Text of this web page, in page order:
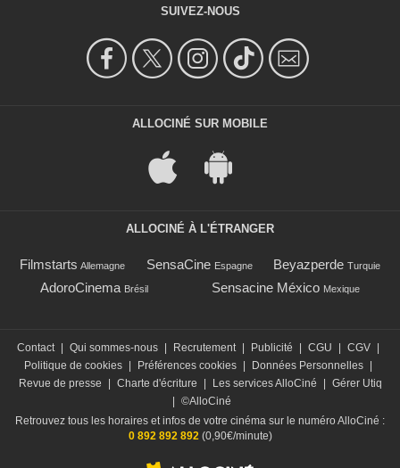
SUIVEZ-NOUS
ALLOCINÉ SUR MOBILE
ALLOCINÉ À L'ÉTRANGER
Filmstarts Allemagne SensaCine Espagne Beyazperde Turquie
AdoroCinema Brésil Sensacine México Mexique
Contact Qui sommes-nous Recrutement Publicité CGU CGV
Politique de cookies
Préférences cookies Données Personnelles
Revue de presse
Charte d'écriture Les services AlloCiné
Gérer Utiq
©AlloCiné
Retrouvez tous les horaires et infos de votre cinéma sur le numéro AlloCiné :
0 892 892 892(0,90€/minute)